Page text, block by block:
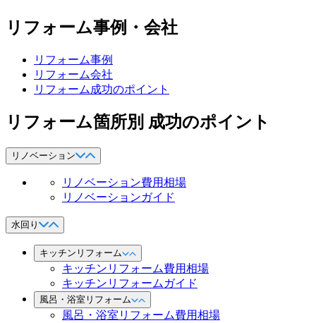
リフォーム事例・会社
リフォーム事例
リフォーム会社
リフォーム成功のポイント
リフォーム箇所別 成功のポイント
リノベーション
リノベーション費用相場
リノベーションガイド
水回り
キッチンリフォーム
キッチンリフォーム費用相場
キッチンリフォームガイド
風呂・浴室リフォーム
風呂・浴室リフォーム費用相場